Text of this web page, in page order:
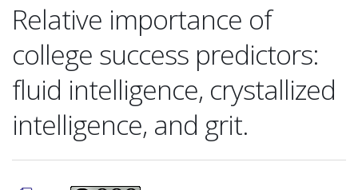
Relative importance of
college success predictors:
fluid intelligence, crystallized
intelligence, and grit.